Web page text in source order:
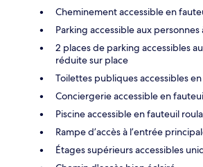
Cheminement accessible en
Parking accessible aux
2 places de parking accessibles
réduite sur place
Toilettes publiques accessibles
Conciergerie accessible en
Piscine accessible en fauteuil
Rampe d’accès à l’entrée
Étages supérieurs accessibles